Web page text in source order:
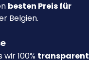
besten Preis für
Belgien.
wir 100% transparent